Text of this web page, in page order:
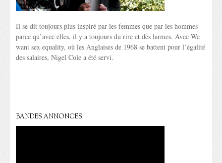
Il se dit toujours plus inspiré par les femmes que par les hommes
parce qu’avec elles, il y a toujours du rire et des larmes. Avec We
want sex equality, où les Anglaises de 1968 se battent pour l’égalité
des salaires, Nigel Cole a été servi.
BANDES ANNONCES